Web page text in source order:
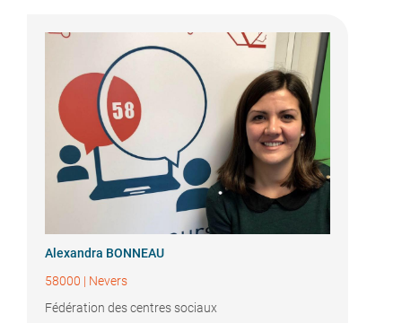
Alexandra BONNEAU
58000 | Nevers
Fédération des centres sociaux